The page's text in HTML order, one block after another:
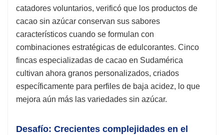
catadores voluntarios, verificó que los productos de
cacao sin azúcar conservan sus sabores
característicos cuando se formulan con
combinaciones estratégicas de edulcorantes. Cinco
fincas especializadas de cacao en Sudamérica
cultivan ahora granos personalizados, criados
específicamente para perfiles de baja acidez, lo que
mejora aún más las variedades sin azúcar.
Desafío: Crecientes complejidades en el